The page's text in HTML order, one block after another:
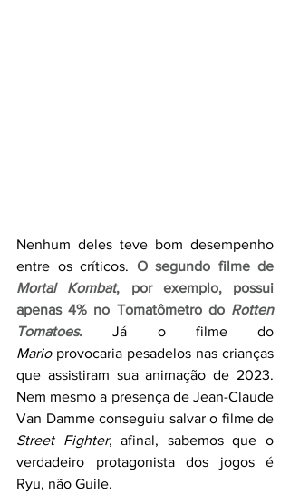
Nenhum deles teve bom desempenho
entre os críticos.
Mortal Kombat, por exemplo, possui
apenas 4% no Tomatômetro do Rotten
Tomatoes.
Mario provocaria pesadelos nas crianças
que assistiram sua animação de 2023.
Nem mesmo a presença de Jean-Claude
Street Fighter, afinal, sabemos que o
verdadeiro protagonista dos jogos é
Ryu, não Guile.